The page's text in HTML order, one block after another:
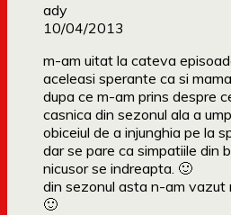
ady
10/04/2013
m-am uitat la cateva
aceleasi sperante ca si
dupa ce m-am prins despre
casnica din sezonul ala a
obiceiul de a injunghia pe la
dar se pare ca simpatiile din
nicusor se indreapta. 🙂
din sezonul asta n-am vazut
🙂